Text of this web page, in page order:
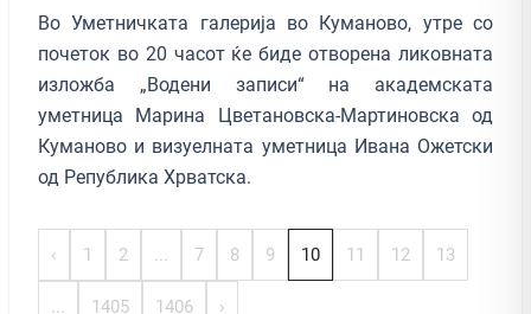
Во Уметничката галерија во Куманово, утре со
почеток во 20 часот ќе биде отворена ликовната
изложба „Водени записи“ на академската
уметница Марина Цветановска-Мартиновска од
Куманово и визуелната уметница Ивана Ожетски
од Република Хрватска.
‹ 1 2 ... 7 8 9 10 11 12 13
... 1405 1406 ›